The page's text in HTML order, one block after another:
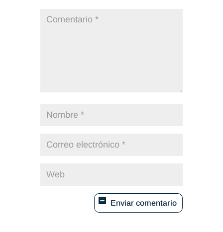
Enviar comentario